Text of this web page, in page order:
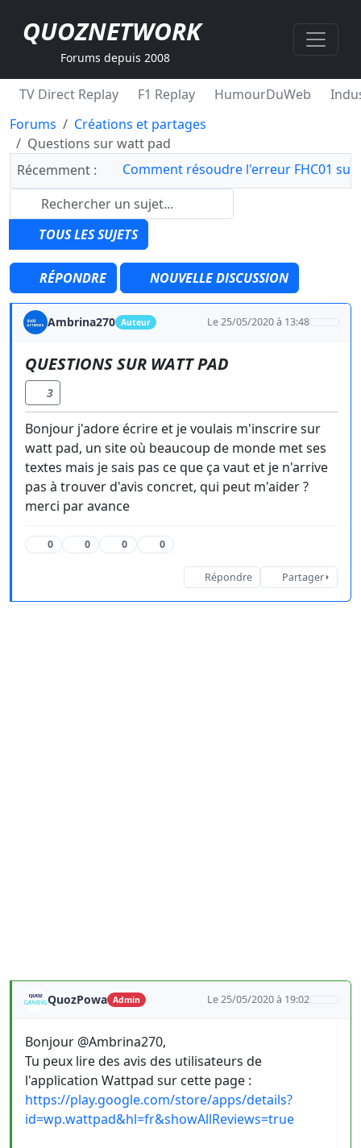
QUOZNETWORK
Forums depuis 2008
TV Direct Replay F1 Replay HumourDuWeb
Forums
Créations et partages
Questions sur watt pad
Récemment :
Comment résoudre l'erreur FHC01 sur
TOUS LES SUJETS
RÉPONDRE NOUVELLE DISCUSSION
Ambrina270 Auteur Le 25/05/2020 à 13:48
QUESTIONS SUR WATT PAD
3
Bonjour j'adore écrire et je voulais m'inscrire sur
watt pad, un site où beaucoup de monde met ses
textes mais je sais pas ce que ça vaut et je n'arrive
pas à trouver d'avis concret, qui peut m'aider ?
merci par avance
0 0 0 0
Répondre Partager
QuozPowa Admin Le 25/05/2020 à 19:02
Bonjour @Ambrina270,
Tu peux lire des avis des utilisateurs de
l'application Wattpad sur cette page :
https://play.google.com/store/apps/details?
id=wp.wattpad&hl=fr&showAllReviews=true